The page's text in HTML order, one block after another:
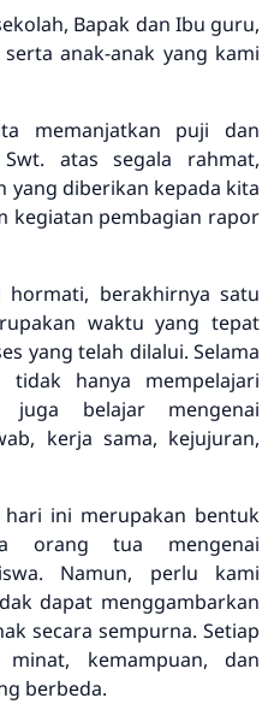
Bapak dan Ibu guru,
anak-anak yang kami
memanjatkan puji dan
atas segala rahmat,
yang diberikan kepada kita
kegiatan pembagian rapor
berakhirnya satu
waktu yang tepat
yang telah dilalui. Selama
tidak hanya mempelajari
belajar mengenai
kerja sama, kejujuran,
ini merupakan bentuk
orang tua mengenai
Namun, perlu kami
dapat menggambarkan
secara sempurna. Setiap
kemampuan, dan
berbeda.